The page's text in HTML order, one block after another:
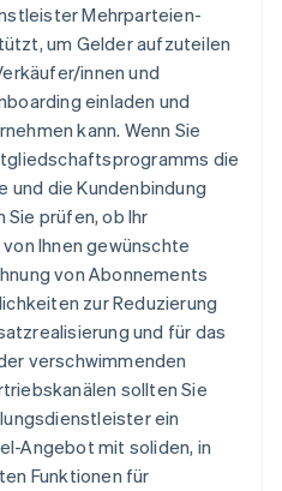
Mehrparteien-
um Gelder aufzuteilen
innen und
einladen und
kann. Wenn Sie
die
und die Kundenbindung
prüfen, ob Ihr
Ihnen gewünschte
von Abonnements
zur Reduzierung
und für das
verschwimmenden
sollten Sie
ein
Angebot mit soliden, in
Funktionen für